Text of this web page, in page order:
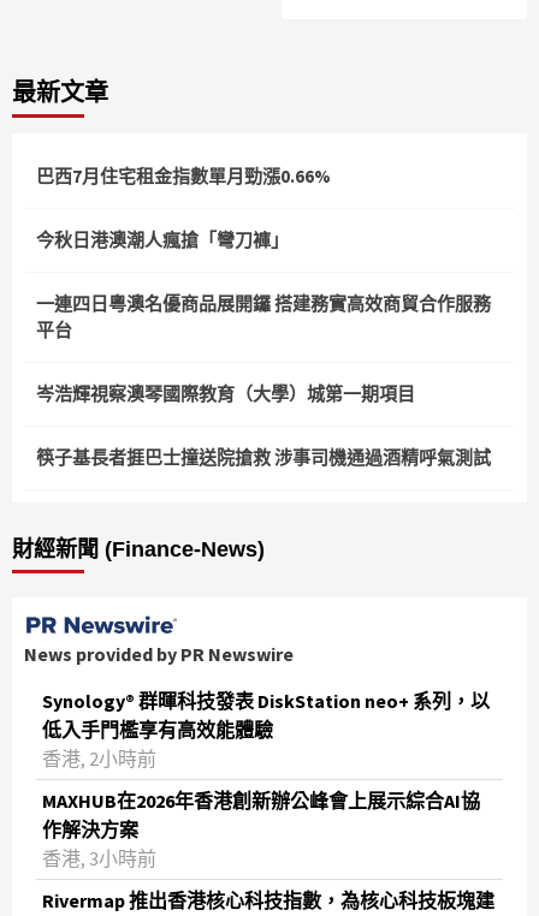
最新文章
巴西7月住宅租金指數單月勁漲0.66%
今秋日港澳潮人瘋搶「彎刀褲」
一連四日粵澳名優商品展開鑼 搭建務實高效商貿合作服務
平台
岑浩輝視察澳琴國際教育（大學）城第一期項目
筷子基長者捱巴士撞送院搶救 涉事司機通過酒精呼氣測試
財經新聞 (Finance-News)
News provided by PR Newswire
Synology® 群暉科技發表 DiskStation neo+ 系列，以
低入手門檻享有高效能體驗
香港, 2小時前
MAXHUB在2026年香港創新辦公峰會上展示綜合AI協
作解決方案
香港, 3小時前
Rivermap 推出香港核心科技指數，為核心科技板塊建